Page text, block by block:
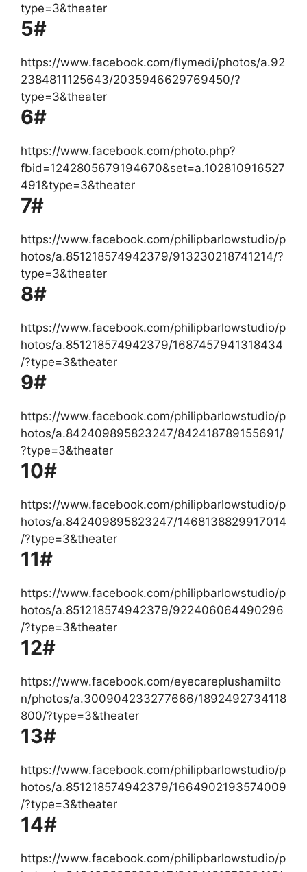
type=3&theater
5#
https://www.facebook.com/flymedi/photos/a.92
2384811125643/2035946629769450/?
type=3&theater
6#
https://www.facebook.com/photo.php?
fbid=1242805679194670&set=a.102810916527
491&type=3&theater
7#
https://www.facebook.com/philipbarlowstudio/p
hotos/a.851218574942379/913230218741214/?
type=3&theater
8#
https://www.facebook.com/philipbarlowstudio/p
hotos/a.851218574942379/1687457941318434
/?type=3&theater
9#
https://www.facebook.com/philipbarlowstudio/p
hotos/a.842409895823247/842418789155691/
?type=3&theater
10#
https://www.facebook.com/philipbarlowstudio/p
hotos/a.842409895823247/1468138829917014
/?type=3&theater
11#
https://www.facebook.com/philipbarlowstudio/p
hotos/a.851218574942379/922406064490296
/?type=3&theater
12#
https://www.facebook.com/eyecareplushamilto
n/photos/a.300904233277666/1892492734118
800/?type=3&theater
13#
https://www.facebook.com/philipbarlowstudio/p
hotos/a.851218574942379/1664902193574009
/?type=3&theater
14#
https://www.facebook.com/philipbarlowstudio/p